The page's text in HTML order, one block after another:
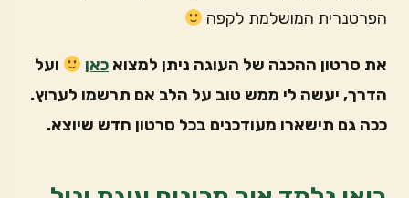
הפרטנרית המושלמת לקפה
את סרטון ההכנה של העוגה ניתן למצוא כאן
ועל
הדרך, יעשה לי ממש טוב על הלב אם תרשמו לערוץ.
ככה גם תישארו מעודכנים בכל סרטון חדש שיוצא.